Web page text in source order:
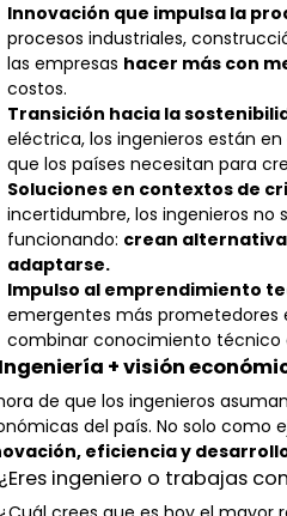
Innovación que impulsa la
procesos industriales,
las empresas hacer más con
costos.
Transición hacia la
eléctrica, los ingenieros están
que los países necesitan para
Soluciones en contextos de
incertidumbre, los ingenieros no
funcionando: crean
adaptarse.
Impulso al emprendimiento
emergentes más prometedores
combinar conocimiento técnico
Ingeniería + visión
de que los ingenieros
del país. No solo como
eficiencia y
ingeniero o trabajas